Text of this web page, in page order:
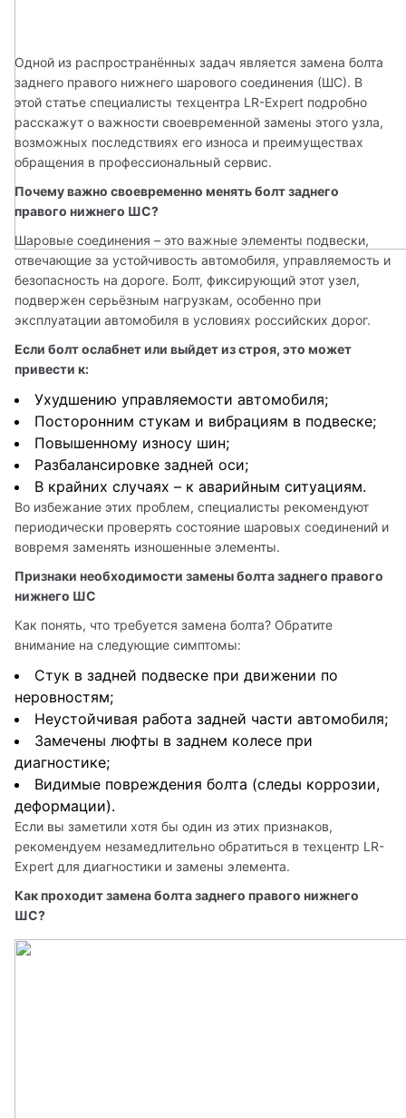
Одной из распространённых задач является замена болта
заднего правого нижнего шарового соединения (ШС). В
этой статье специалисты техцентра LR-Expert подробно
расскажут о важности своевременной замены этого узла,
возможных последствиях его износа и преимуществах
обращения в профессиональный сервис.
Почему важно своевременно менять болт заднего
правого нижнего ШС?
Шаровые соединения – это важные элементы подвески,
отвечающие за устойчивость автомобиля, управляемость и
безопасность на дороге. Болт, фиксирующий этот узел,
подвержен серьёзным нагрузкам, особенно при
эксплуатации автомобиля в условиях российских дорог.
Если болт ослабнет или выйдет из строя, это может
привести к:
Ухудшению управляемости автомобиля;
Посторонним стукам и вибрациям в подвеске;
Повышенному износу шин;
Разбалансировке задней оси;
В крайних случаях – к аварийным ситуациям.
Во избежание этих проблем, специалисты рекомендуют
периодически проверять состояние шаровых соединений и
вовремя заменять изношенные элементы.
Признаки необходимости замены болта заднего правого
нижнего ШС
Как понять, что требуется замена болта? Обратите
внимание на следующие симптомы:
Стук в задней подвеске при движении по
неровностям;
Неустойчивая работа задней части автомобиля;
Замечены люфты в заднем колесе при
диагностике;
Видимые повреждения болта (следы коррозии,
деформации).
Если вы заметили хотя бы один из этих признаков,
рекомендуем незамедлительно обратиться в техцентр LR-
Expert для диагностики и замены элемента.
Как проходит замена болта заднего правого нижнего
ШС?